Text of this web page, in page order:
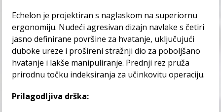
Echelon je projektiran s naglaskom na superiornu
ergonomiju. Nudeći agresivan dizajn navlake s četiri
jasno definirane površine za hvatanje, uključujući
duboke ureze i prošireni stražnji dio za poboljšano
hvatanje i lakše manipuliranje. Prednji rez pruža
prirodnu točku indeksiranja za učinkovitu operaciju.
Prilagodljiva drška: